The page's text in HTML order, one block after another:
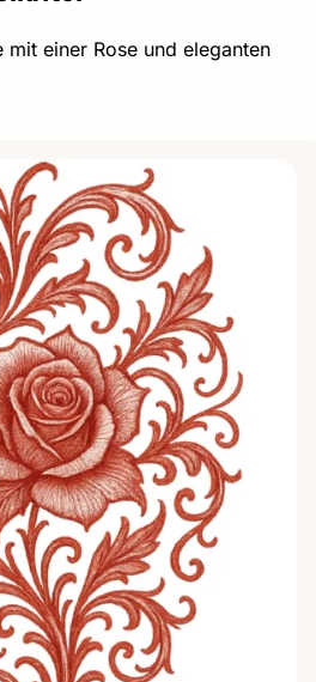
einer Rose und eleganten